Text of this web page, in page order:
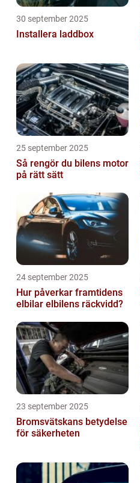
30 september 2025
Installera laddbox
25 september 2025
Så rengör du bilens motor
på rätt sätt
24 september 2025
Hur påverkar framtidens
elbilar elbilens räckvidd?
23 september 2025
Bromsvätskans betydelse
för säkerheten